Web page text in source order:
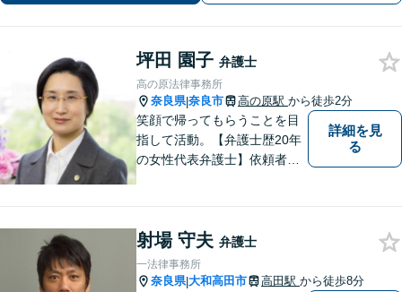
坪田 園子 弁護士
高の原法律事務所
奈良県|奈良市 高の原駅 から徒歩2分
笑顔で帰ってもらうことを目
指して活動。【弁護士歴20年
の女性代表弁護士】依頼者の
お任せください！あなたのお
悩み、とことんお聞きしま
す。
詳細を見
る
射場 守夫 弁護士
一法律事務所
奈良県|大和高田市 高田駅 から徒歩8分